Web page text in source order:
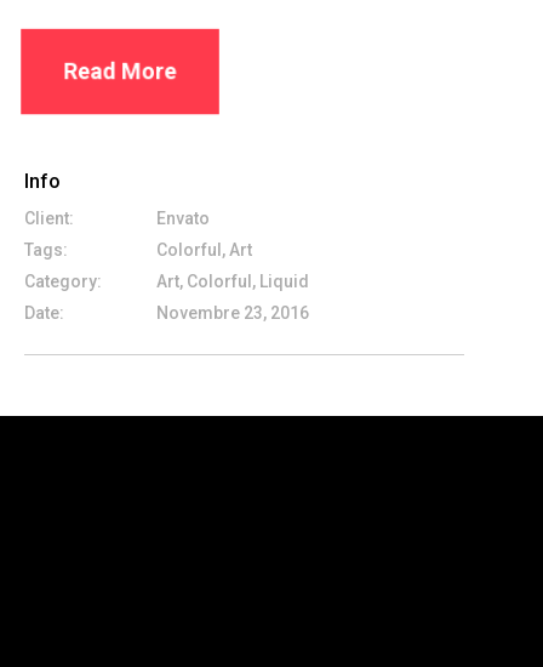
Read More
Info
Client:
Envato
Tags:
Colorful, Art
Category:
Art, Colorful, Liquid
Date:
Novembre 23, 2016